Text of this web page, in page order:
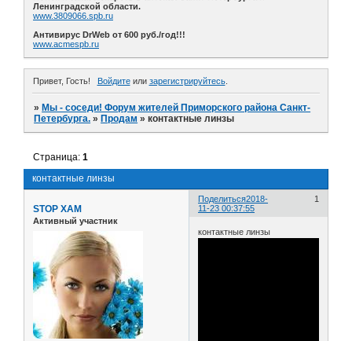
Ленинградской области.
www.3809066.spb.ru
Антивирус DrWeb от 600 руб./год!!!
www.acmespb.ru
Привет, Гость! Войдитеили зарегистрируйтесь.
» Мы - соседи! Форум жителей Приморского района Санкт-
Петербурга. » Продам »контактные линзы
контактные линзы
Страница:1
Поделиться 1
2018-
11-23 00:37:55
STOP XAM
Активный участник
контактные линзы